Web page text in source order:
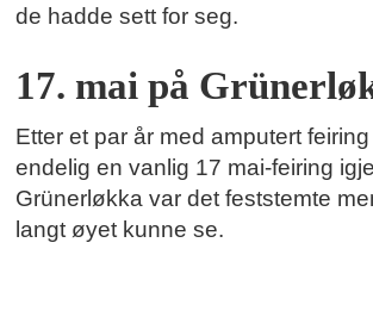
de hadde sett for seg.
17. mai på
Etter et par år med amputert
endelig en vanlig 17 mai-feiring
Grünerløkka var det feststemte
langt øyet kunne se.